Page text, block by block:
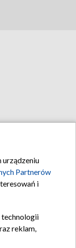
urządzeniu
Partnerów
i
technologii
reklam,